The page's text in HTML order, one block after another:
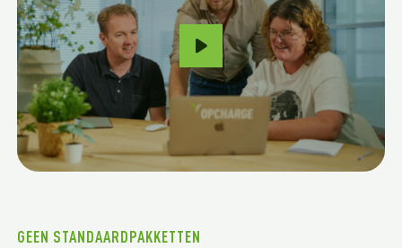
GEEN STANDAARDPAKKETTEN